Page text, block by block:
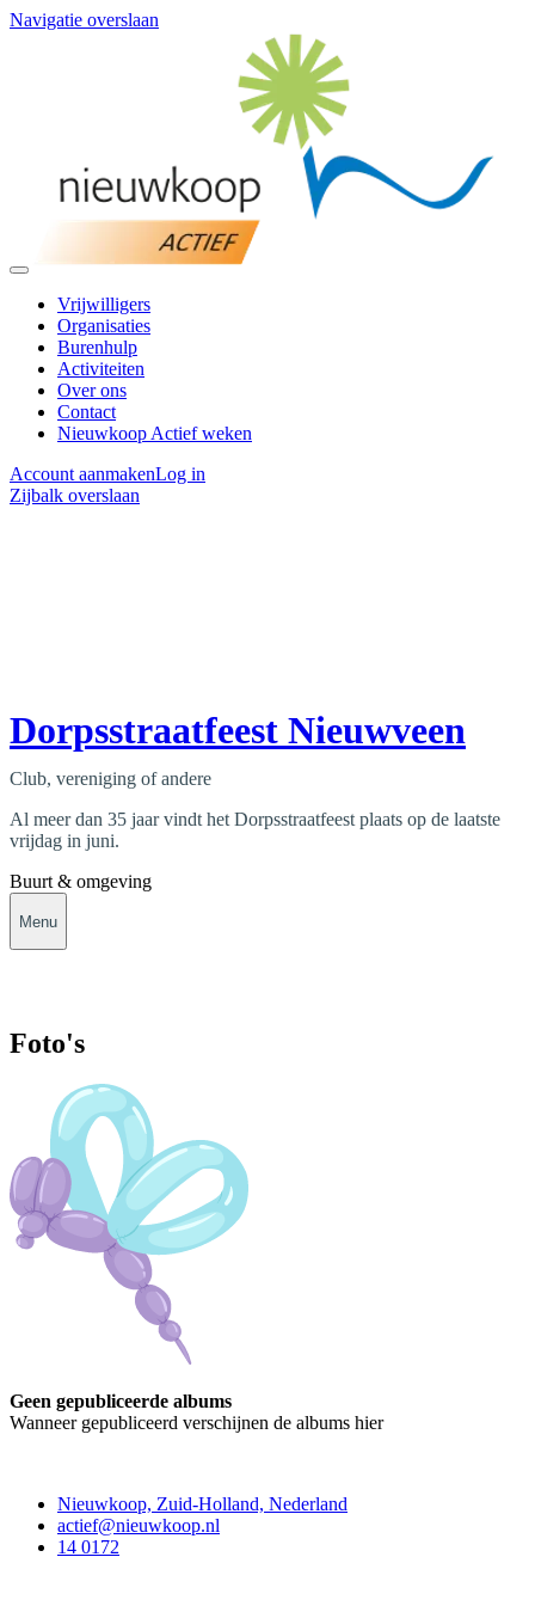
Navigatie overslaan
Vrijwilligers
Organisaties
Burenhulp
Activiteiten
Over ons
Contact
Nieuwkoop Actief weken
Account aanmakenLog in
Zijbalk overslaan
Dorpsstraatfeest Nieuwveen
Club, vereniging of andere
Al meer dan 35 jaar vindt het Dorpsstraatfeest plaats op de laatste
vrijdag in juni.
Buurt & omgeving
Menu
Foto's
Geen gepubliceerde albums
Wanneer gepubliceerd verschijnen de albums hier
Nieuwkoop, Zuid-Holland, Nederland
actief@nieuwkoop.nl
14 0172